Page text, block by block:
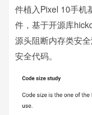
件植入Pixel 10手机
件，基于开源库
源头阻断内存类安
安全代码。